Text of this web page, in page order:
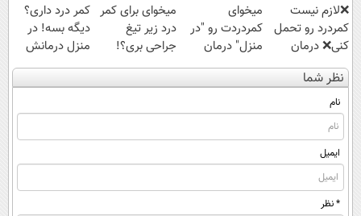
❌لازم نیست
کمردرد رو تحمل
کنی❌ درمان
بدون جراحی و
قرص
(پرسشنامه)
میخوای
کمردردت رو "در
منزل" درمان
کنی؟ (◂فیلم +
◂پرسش‌نامه)
میخوای برای کمر
درد زیر تیغ
جراحی بری؟!
◗پرسش‌نامه رو
پر کن◖
کمر درد داری؟
دیگه بسه! در
منزل درمانش
کن
(◀پرسش‌نامه)
نظر شما
نام
ایمیل
* نظر